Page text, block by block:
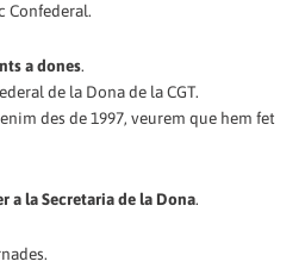
Confederal.
a dones.
de la Dona de la CGT.
des de 1997, veurem que hem fet
a la Secretaria de la Dona.